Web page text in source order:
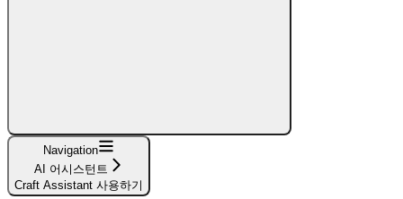
Navigation
AI 어시스턴트
Craft Assistant 사용하기